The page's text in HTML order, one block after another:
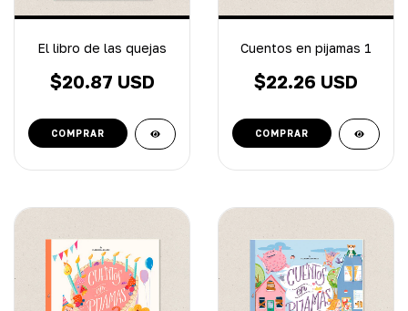
El libro de las quejas
$20.87 USD
Cuentos en pijamas 1
$22.26 USD